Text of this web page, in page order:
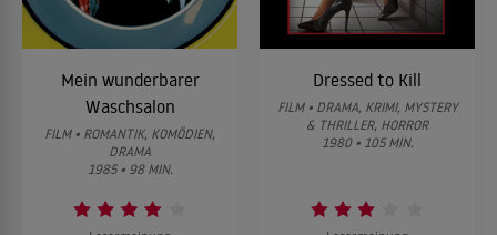
Mein wunderbarer
Waschsalon
FILM • ROMANTIK, KOMÖDIEN,
DRAMA
1985 • 98 MIN.
Dressed to Kill
FILM • DRAMA, KRIMI, MYSTERY
& THRILLER, HORROR
1980 • 105 MIN.